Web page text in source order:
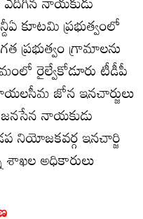
కూటమి ప్రభుత్వంలో
గ్రామాలను
రైల్వేకోడూరు టీడీపీ
జోన ఇనచార్జులు
నాయకుడు
నియోజకవర్గ ఇనచార్జి
శాఖల అధికారులు